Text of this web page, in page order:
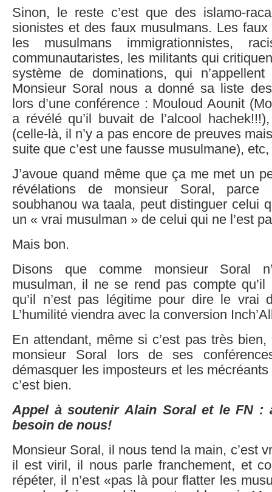
Sinon, le reste c’est que des islamo-
sionistes et des faux musulmans. Les faux
les musulmans immigrationnistes,
communautaristes, les militants qui
système de dominations, qui
Monsieur Soral nous a donné sa liste
lors d’une conférence : Mouloud Aounit
a révélé qu’il buvait de l’alcool
(celle-là, il n’y a pas encore de preuves
suite que c’est une fausse musulmane),
J’avoue quand même que ça me met un
révélations de monsieur Soral,
soubhanou wa taala, peut distinguer celui
un « vrai musulman » de celui qui ne l’est
Mais bon.
Disons que comme monsieur Soral
musulman, il ne se rend pas compte qu’il
qu’il n’est pas légitime pour dire le vrai
L’humilité viendra avec la conversion
En attendant, même si c’est pas très
monsieur Soral lors de ses
démasquer les imposteurs et les
c’est bien.
Appel à soutenir Alain Soral et le FN :
besoin de nous!
Monsieur Soral, il nous tend la main, c’est
il est viril, il nous parle franchement, et
répéter, il n’est «pas là pour flatter les